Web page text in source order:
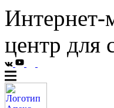
Интернет-
центр для